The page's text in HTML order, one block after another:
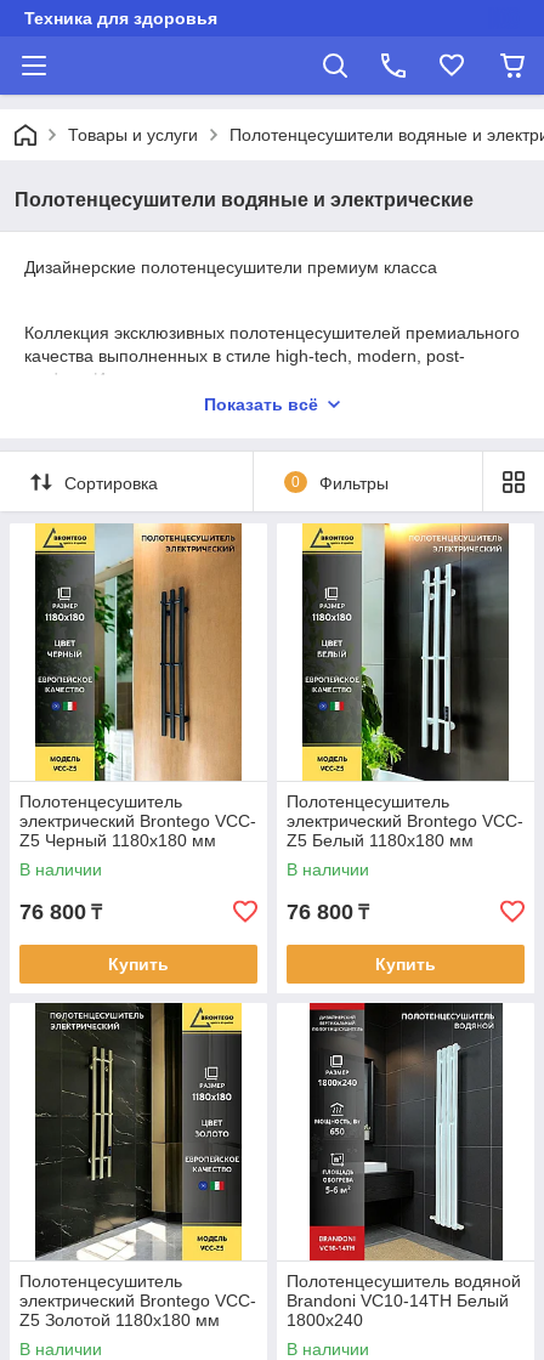
Техника для здоровья
Товары и услуги Полотенцесушители водяные и
Полотенцесушители водяные и электрические
Дизайнерские полотенцесушители премиум класса
Коллекция эксклюзивных полотенцесушителей премиального
качества выполненных в стиле high-tech, modern, post-
modern. Идеальны в сочетании с камнем, стеклом и
Наружное покрытие: порошковая эмаль
Brandoni (Италия)
Показать всё
Сортировка 0 Фильтры
Полотенцесушитель
электрический Brontego VCC-
Z5 Черный 1180x180 мм
В наличии
76 800 ₸
Купить
Полотенцесушитель
электрический Brontego VCC-
Z5 Белый 1180x180 мм
В наличии
76 800 ₸
Купить
Полотенцесушитель
электрический Brontego VCC-
Z5 Золотой 1180x180 мм
В наличии
Полотенцесушитель водяной
Brandoni VC10-14TH Белый
1800x240
В наличии